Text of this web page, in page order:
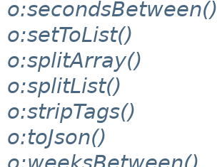
o:secondsBetween()
o:setToList()
o:splitArray()
o:splitList()
o:stripTags()
o:toJson()